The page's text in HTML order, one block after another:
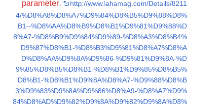
parameter
http://www.lahamag.com/Details/8211
4/%D8%A8%D8%A7%D9%84%D8%B5%D9%88%D8%
B1--%D8%AA%D8%B9%D8%B1%D9%81%D9%88%D
8%A7-%D8%B9%D9%84%D9%89-%D8%A3%D8%B4%
D9%87%D8%B1-%D8%B3%D9%81%D8%A7%D8%A
D%D8%AA%D9%8A%D9%86-%D9%81%D9%8A-%D
9%85%D8%B5%D8%B1-%D8%B1%D9%85%D8%B5%
D8%B1-%D8%B1%D9%8A%D8%A7-%D9%88%D8%B
3%D9%83%D9%8A%D9%86%D8%A9-%D8%A7%D9%
84%D8%AD%D9%82%D9%8A%D9%82%D9%8A%D8%